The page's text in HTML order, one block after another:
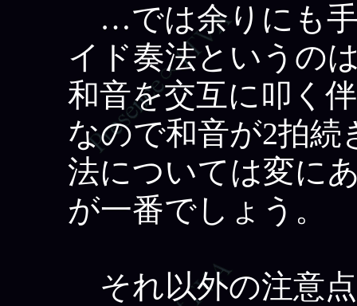
…では余りにも手
イド奏法というの
和音を交互に叩く
なので和音が2拍
法については変に
が一番でしょう。
それ以外の注意